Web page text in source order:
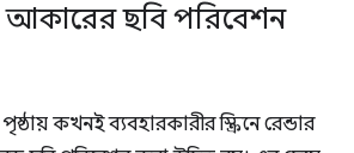
আকারের ছবি পরিবেশন
কখনই ব্যবহারকারীর স্ক্রিনে রেন্ডার